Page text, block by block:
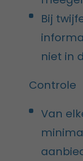
Bij
niet in
Controle
Van